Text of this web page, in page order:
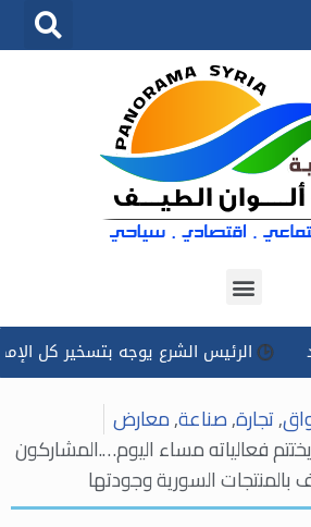
الشرع يوجه بتسخير كل الإمكانات
,تجارة,صناعة,معارض
فعالياته مساء اليوم….المشاركون
بالمنتجات السورية وجودتها